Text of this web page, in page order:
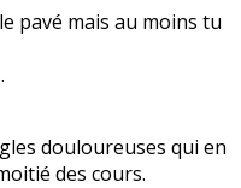
pavé mais au moins tu
douloureuses qui en
des cours.